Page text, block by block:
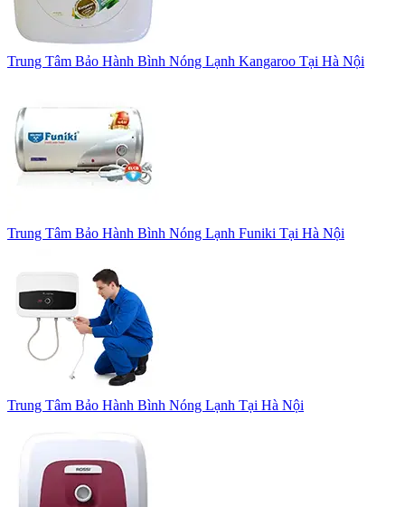
Trung Tâm Bảo Hành Bình Nóng Lạnh Kangaroo Tại Hà Nội
Trung Tâm Bảo Hành Bình Nóng Lạnh Funiki Tại Hà Nội
Trung Tâm Bảo Hành Bình Nóng Lạnh Tại Hà Nội